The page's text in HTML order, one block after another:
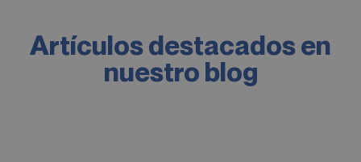
Artículos destacados en
nuestro blog